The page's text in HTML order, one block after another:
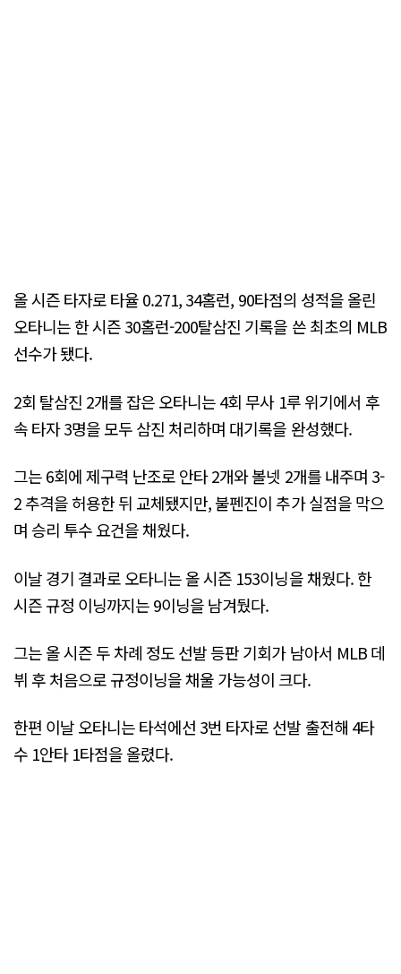
올 시즌 타자로 타율 0.271, 34홈런, 90타점의 성적을 올린
오타니는 한 시즌 30홈런-200탈삼진 기록을 쓴 최초의 MLB
선수가 됐다.
2회 탈삼진 2개를 잡은 오타니는 4회 무사 1루 위기에서 후
속 타자 3명을 모두 삼진 처리하며 대기록을 완성했다.
그는 6회에 제구력 난조로 안타 2개와 볼넷 2개를 내주며 3-
2 추격을 허용한 뒤 교체됐지만, 불펜진이 추가 실점을 막으
며 승리 투수 요건을 채웠다.
이날 경기 결과로 오타니는 올 시즌 153이닝을 채웠다. 한
시즌 규정 이닝까지는 9이닝을 남겨뒀다.
그는 올 시즌 두 차례 정도 선발 등판 기회가 남아서 MLB 데
뷔 후 처음으로 규정이닝을 채울 가능성이 크다.
한편 이날 오타니는 타석에선 3번 타자로 선발 출전해 4타
수 1안타 1타점을 올렸다.